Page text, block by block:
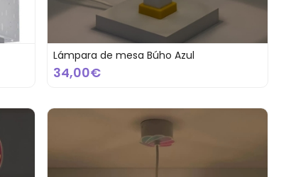
Lámpara de mesa Búho Azul
34,00€